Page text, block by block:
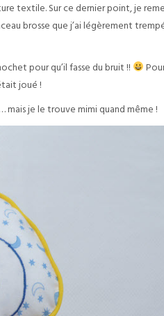
textile. Sur ce dernier point, je
brosse que j’ai légèrement
pour qu’il fasse du bruit !!
joué !
mais je le trouve mimi quand même !